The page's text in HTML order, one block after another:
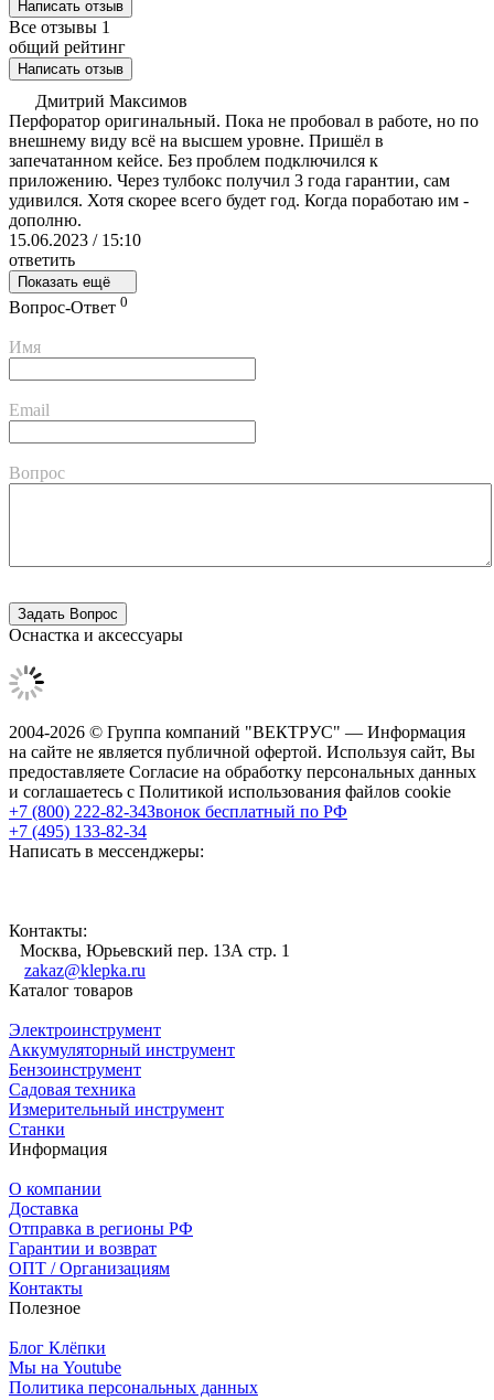
Написать отзыв
Все отзывы 1
общий рейтинг
Написать отзыв
Дмитрий Максимов
Перфоратор оригинальный. Пока не пробовал в работе, но по
внешнему виду всё на высшем уровне. Пришёл в
запечатанном кейсе. Без проблем подключился к
приложению. Через тулбокс получил 3 года гарантии, сам
удивился. Хотя скорее всего будет год. Когда поработаю им -
дополню.
15.06.2023 / 15:10
ответить
Показать ещё
Вопрос-Ответ 0
Имя
Email
Вопрос
Оснастка и аксессуары
2004-2026 © Группа компаний "ВЕКТРУС" — Информация
на сайте не является публичной офертой. Используя сайт, Вы
предоставляете Согласие на обработку персональных данных
и соглашаетесь с Политикой использования файлов cookie
+7 (800) 222-82-34Звонок бесплатный по РФ
+7 (495) 133-82-34
Написать в мессенджеры:
Контакты:
Москва, Юрьевский пер. 13А стр. 1
zakaz@klepka.ru
Каталог товаров
Электроинструмент
Аккумуляторный инструмент
Бензоинструмент
Садовая техника
Измерительный инструмент
Станки
Информация
О компании
Доставка
Отправка в регионы РФ
Гарантии и возврат
ОПТ / Организациям
Контакты
Полезное
Блог Клёпки
Мы на Youtube
Политика персональных данных